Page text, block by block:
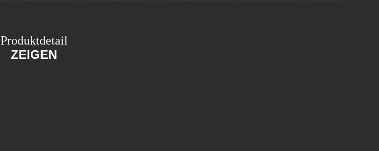
Produktdetail
ZEIGEN